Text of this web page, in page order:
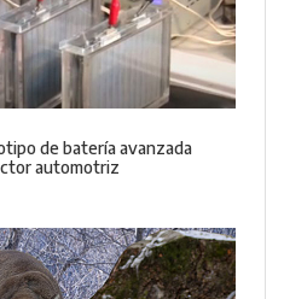
de batería avanzada
automotriz